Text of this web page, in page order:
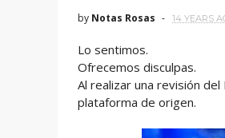
by Notas Rosas 14 YEARS
Lo sentimos.
Ofrecemos disculpas.
Al realizar una revisión
plataforma de origen.